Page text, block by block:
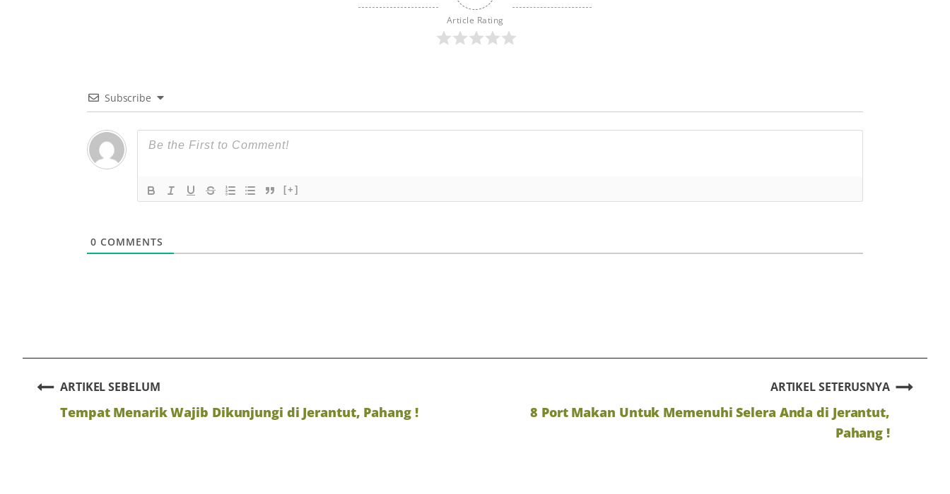
Article Rating
Subscribe
[+]
0 COMMENTS
ARTIKEL SEBELUM
Tempat Menarik Wajib Dikunjungi di Jerantut, Pahang !
ARTIKEL SETERUSNYA
8 Port Makan Untuk Memenuhi Selera Anda di Jerantut,
Pahang !